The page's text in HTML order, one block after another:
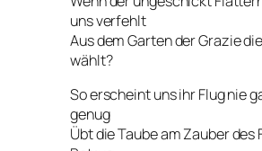
uns verfehlt
Aus dem Garten der Grazie
wählt?
So erscheint uns ihr Flug nie
genug
Übt die Taube am Zauber des